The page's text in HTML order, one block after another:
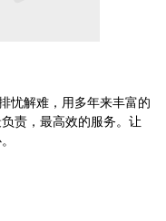
忧解难，用多年来丰富的
责，最高效的服务。让